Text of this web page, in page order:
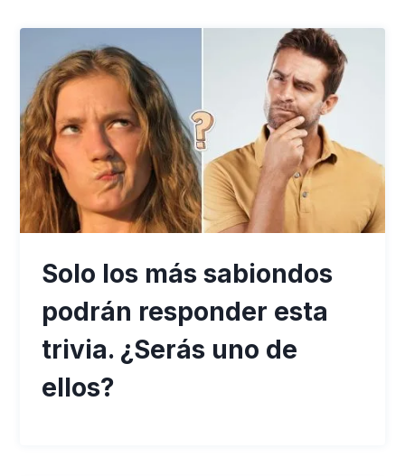
Solo los más sabiondos
podrán responder esta
trivia. ¿Serás uno de
ellos?